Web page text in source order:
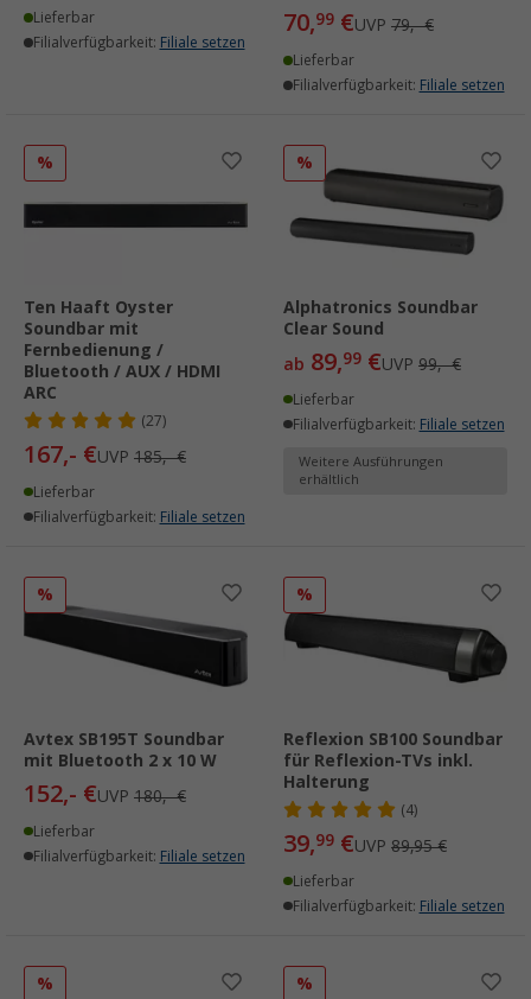
Lieferbar
Filialverfügbarkeit: Filiale setzen
70,99 €UVP 79,- €
Lieferbar
Filialverfügbarkeit: Filiale setzen
%
Ten Haaft Oyster
Soundbar mit
Fernbedienung /
Bluetooth / AUX / HDMI
ARC
(27)
167,- €UVP 185,- €
Lieferbar
Filialverfügbarkeit: Filiale setzen
%
Alphatronics Soundbar
Clear Sound
ab 89,99 €UVP 99,- €
Lieferbar
Filialverfügbarkeit: Filiale setzen
Weitere Ausführungen
erhältlich
%
Avtex SB195T Soundbar
mit Bluetooth 2 x 10 W
152,- €UVP 180,- €
Lieferbar
Filialverfügbarkeit: Filiale setzen
%
Reflexion SB100 Soundbar
für Reflexion-TVs inkl.
Halterung
(4)
39,99 €UVP 89,95 €
Lieferbar
Filialverfügbarkeit: Filiale setzen
% %